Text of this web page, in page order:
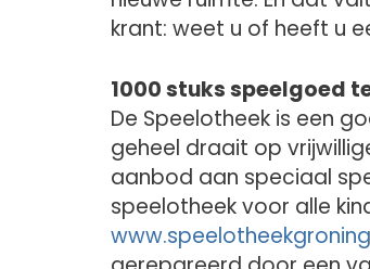
krant: weet u of heeft u
1000 stuks speelgoed
De Speelotheek is een
geheel draait op
aanbod aan speciaal
speelotheek voor alle